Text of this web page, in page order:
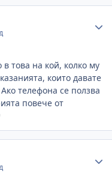
това на кой, колко му
които давате
телефона се ползва
повече от